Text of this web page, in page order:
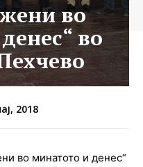
во
во
2018
во минатото и денес“